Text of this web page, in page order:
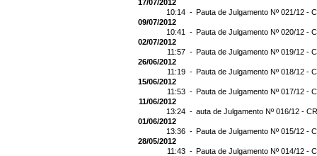
17/07/2012
10:14 - Pauta de Julgamento Nº 021/12 -
09/07/2012
10:41 - Pauta de Julgamento Nº 020/12 -
02/07/2012
11:57 - Pauta de Julgamento Nº 019/12 -
26/06/2012
11:19 - Pauta de Julgamento Nº 018/12 -
15/06/2012
11:53 - Pauta de Julgamento Nº 017/12 -
11/06/2012
13:24 - auta de Julgamento Nº 016/12 -
01/06/2012
13:36 - Pauta de Julgamento Nº 015/12 -
28/05/2012
11:43 - Pauta de Julgamento Nº 014/12 -